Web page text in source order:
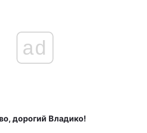
ad
дорогий Владико!